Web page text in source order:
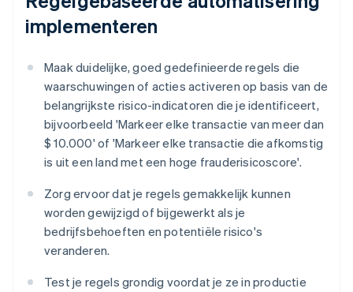
implementeren
Maak duidelijke, goed gedefinieerde regels die
waarschuwingen of acties activeren op basis van de
belangrijkste risico-indicatoren die je identificeert,
bijvoorbeeld 'Markeer elke transactie van meer dan
$ 10.000' of 'Markeer elke transactie die afkomstig
is uit een land met een hoge frauderisicoscore'.
Zorg ervoor dat je regels gemakkelijk kunnen
worden gewijzigd of bijgewerkt als je
bedrijfsbehoeften en potentiële risico's
veranderen.
Test je regels grondig voordat je ze in productie